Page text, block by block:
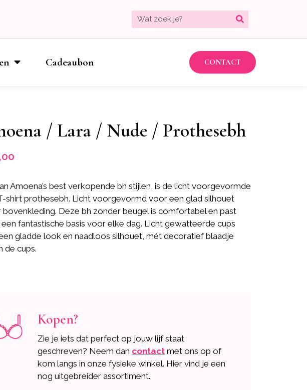
Cadeaubon CONTACT
/ Lara / Nude / Prothesebh
Amoena’s best verkopende bh stijlen, is de licht voorgevormde
shirt prothesebh. Licht voorgevormd voor een glad silhouet
bovenkleding. Deze bh zonder beugel is comfortabel en past
fantastische basis voor elke dag. Licht gewatteerde cups
gladde look en naadloos silhouet, mét decoratief blaadje
de cups.
Kopen?
Zie je iets dat perfect op jouw lijf staat
geschreven? Neem dan contact met ons op of
kom langs in onze fysieke winkel. Hier vind je een
nog uitgebreider assortiment.